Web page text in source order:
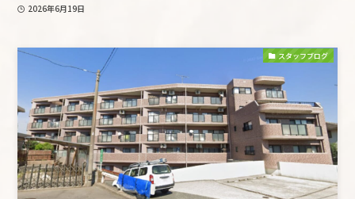
2026年6月19日
スタッフブログ